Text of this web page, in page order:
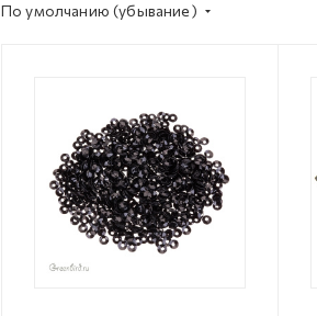
По умолчанию (убывание)